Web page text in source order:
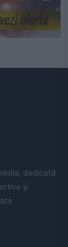
dedicată
și